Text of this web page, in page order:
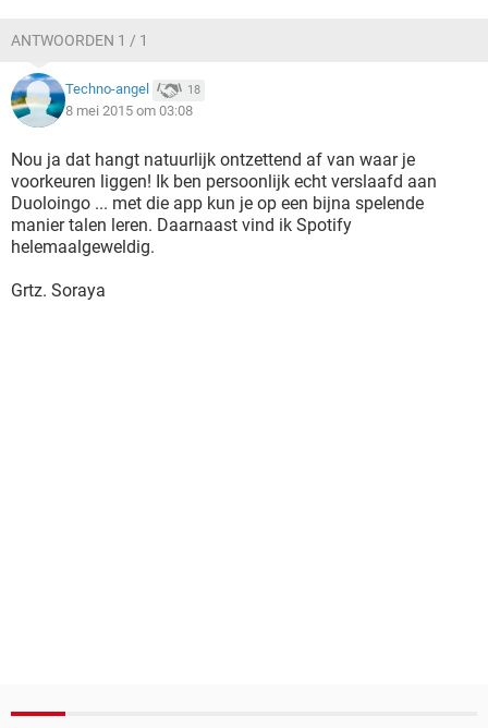
ANTWOORDEN 1 / 1
Techno-angel 18
8 mei 2015 om 03:08
Nou ja dat hangt natuurlijk ontzettend af van waar je
voorkeuren liggen! Ik ben persoonlijk echt verslaafd aan
Duoloingo ... met die app kun je op een bijna spelende
manier talen leren. Daarnaast vind ik Spotify
helemaalgeweldig.
Grtz. Soraya